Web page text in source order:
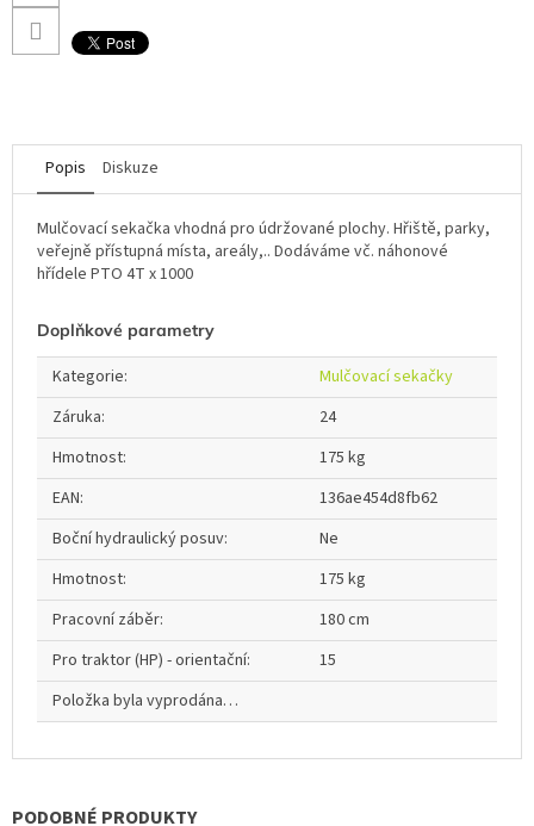
Popis Diskuze
Mulčovací sekačka vhodná pro údržované plochy. Hřiště, parky,
veřejně přístupná místa, areály,.. Dodáváme vč. náhonové
hřídele PTO 4T x 1000
Doplňkové parametry
Kategorie:
Mulčovací sekačky
Záruka:
24
Hmotnost:
175 kg
EAN:
136ae454d8fb62
Boční hydraulický posuv:
Ne
Hmotnost:
175 kg
Pracovní záběr:
180 cm
Pro traktor (HP) - orientační:
15
Položka byla vyprodána…